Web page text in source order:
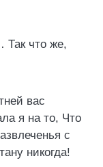
Так что же,
вас
я на то, Что
с
никогда!